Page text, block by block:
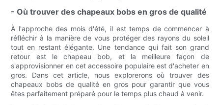
- Où trouver des chapeaux bobs en gros de qualité
À l'approche des mois d'été, il est temps de commencer à
réfléchir à la manière de vous protéger des rayons du soleil
tout en restant élégante. Une tendance qui fait son grand
retour est le chapeau bob, et la meilleure façon de
s'approvisionner en cet accessoire populaire est d'acheter en
gros. Dans cet article, nous explorerons où trouver des
chapeaux bobs de qualité en gros pour garantir que vous
êtes parfaitement préparé pour le temps plus chaud à venir.